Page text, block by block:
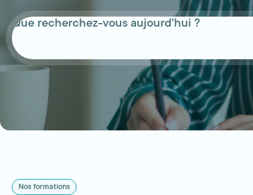
Que
recherchez-
vous
aujourd'hui
?
Les
fur
vous
écrivez.
Nos formations